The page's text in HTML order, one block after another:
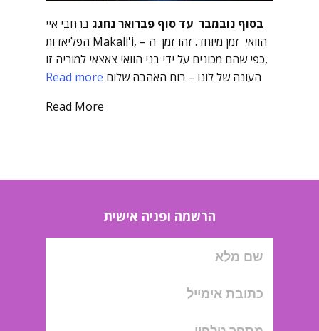
בסוף נובמבר עד סוף פברואר נחגג ברחבי איי
הוואי זמן מיוחד. זהו זמן ה – ,Makali'i הפליאדות
,כפי שהם מכונים על ידי בני הוואי צאצאי למוריה זו
העונה של לונו – רוח האהבה שלום Read more
Read More
הרשמה ופניה אישית